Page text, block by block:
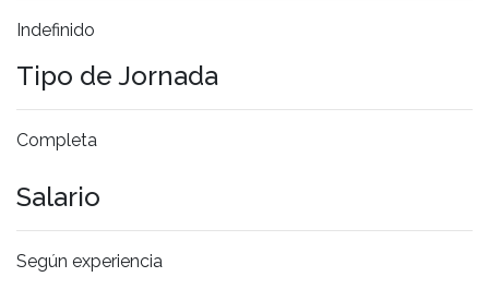
Indefinido
Tipo de Jornada
Completa
Salario
Según experiencia